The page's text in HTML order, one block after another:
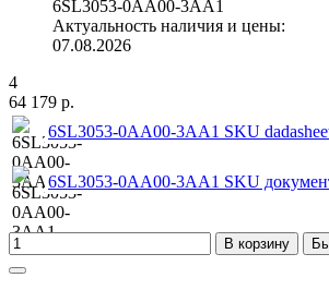
6SL3053-0AA00-3AA1
Актуальность наличия и цены:
07.08.2026
4
64 179 р.
6SL3053-0AA00-3AA1 SKU
6SL3053-0AA00-3AA1 SKU
В корзину